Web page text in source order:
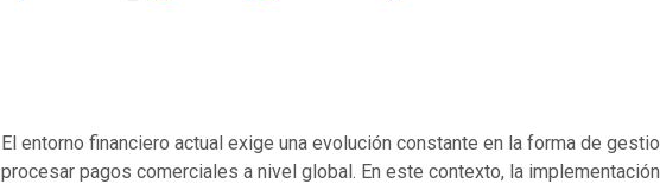
El entorno financiero actual exige una evolución constante en la forma de
procesar pagos comerciales a nivel global. En este contexto, la